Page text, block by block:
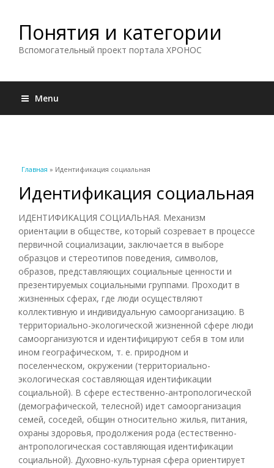
Понятия и категории
Вспомогательный проект портала ХРОНОС
Menu
Вы здесь
Главная » Идентификация социальная
Идентификация социальная
ИДЕНТИФИКАЦИЯ СОЦИАЛЬНАЯ. Механизм
ориентации в обществе, который созревает в процессе
первичной социализации, заключается в выборе
образцов и стереотипов поведения, символов,
образов, представляющих социальные ценности и
презентируемых социальными группами. Проходит в
жизненных сферах, где люди осуществляют
коллективную и индивидуальную самоорганизацию. В
территориально-экологической жизненной сфере люди
самоорганизуются и идентифицируют себя в том или
ином географическом, т. е. природном и
поселенческом, окружении (территориально-
экологическая составляющая идентификации
социальной). В сфере естественно-антропологической
(демографической, телесной) идет самоорганизация
семей, соседей, общин относительно жилья, питания,
охраны здоровья, продолжения рода (естественно-
антропологическая составляющая идентификации
социальной). Духовно-культурная сфера ориентирует